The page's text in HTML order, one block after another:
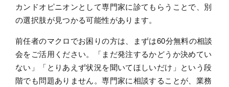
カンドオピニオンとして専門家に診てもらうことで、別
の選択肢が見つかる可能性があります。
前任者のマクロでお困りの方は、まずは60分無料の相談
会をご活用ください。「まだ発注するかどうか決めてい
ない」「とりあえず状況を聞いてほしいだけ」という段
階でも問題ありません。専門家に相談することが、業務